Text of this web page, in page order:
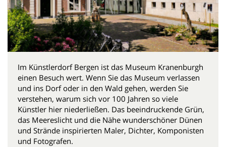
Im Künstlerdorf Bergen ist das Museum Kranenburgh
einen Besuch wert. Wenn Sie das Museum verlassen
und ins Dorf oder in den Wald gehen, werden Sie
verstehen, warum sich vor 100 Jahren so viele
Künstler hier niederließen. Das beeindruckende Grün,
das Meereslicht und die Nähe wunderschöner Dünen
und Strände inspirierten Maler, Dichter, Komponisten
und Fotografen.